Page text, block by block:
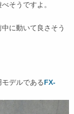
そうですよ。
に動いて良さそう
デルであるFX-